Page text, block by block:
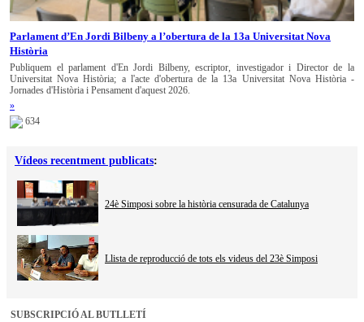
Parlament d’En Jordi Bilbeny a l’obertura de la 13a Universitat Nova
Història
Publiquem el parlament d'En Jordi Bilbeny, escriptor, investigador i Director de la
Universitat Nova Història; a l'acte d'obertura de la 13a Universitat Nova Història -
Jornades d'Història i Pensament d'aquest 2026.
»
634
Vídeos recentment publicats:
24è Simposi sobre la història censurada de Catalunya
Llista de reproducció de tots els videus del 23è Simposi
SUBSCRIPCIÓ AL BUTLLETÍ